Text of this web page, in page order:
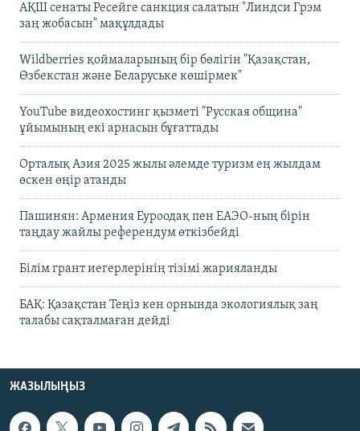
АҚШ сенаты Ресейге санкция салатын "Линдси Грэм
заң жобасын" мақұлдады
Wildberries қоймаларының бір бөлігін "Қазақстан,
Өзбекстан және Беларуське көшірмек"
YouTube видеохостинг қызметі "Русская община"
ұйымының екі арнасын бұғаттады
Орталық Азия 2025 жылы әлемде туризм ең жылдам
өскен өңір атанды
Пашинян: Армения Еуроодақ пен ЕАЭО-ның бірін
таңдау жайлы референдум өткізбейді
Білім грант иегерлерінің тізімі жарияланды
БАҚ: Қазақстан Теңіз кен орнында экологиялық заң
талабы сақталмаған дейді
ЖАЗЫЛЫҢЫЗ